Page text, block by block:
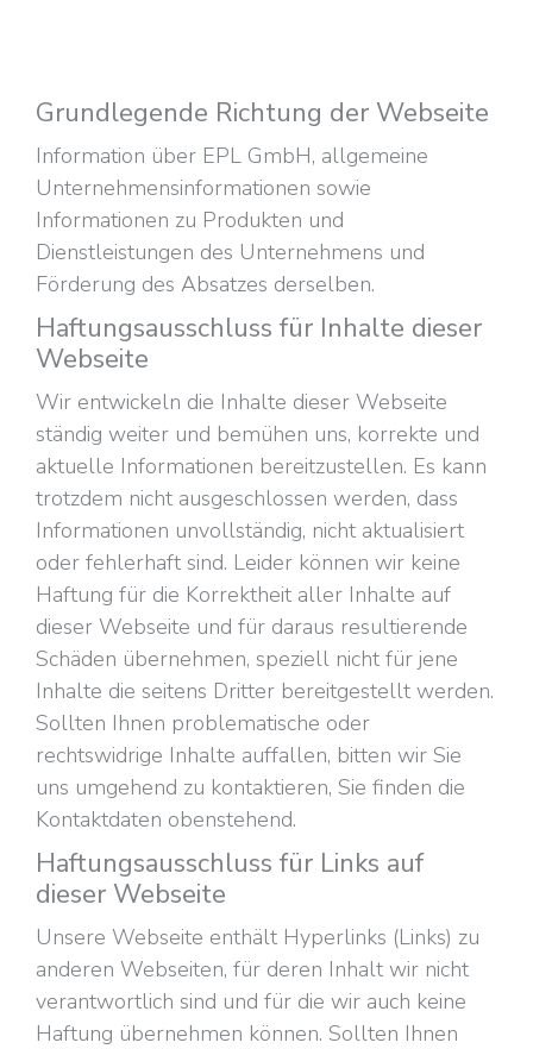
Grundlegende Richtung der Webseite
Information über EPL GmbH, allgemeine
Unternehmensinformationen sowie
Informationen zu Produkten und
Dienstleistungen des Unternehmens und
Förderung des Absatzes derselben.
Haftungsausschluss für Inhalte dieser
Webseite
Wir entwickeln die Inhalte dieser Webseite
ständig weiter und bemühen uns, korrekte und
aktuelle Informationen bereitzustellen. Es kann
trotzdem nicht ausgeschlossen werden, dass
Informationen unvollständig, nicht aktualisiert
oder fehlerhaft sind. Leider können wir keine
Haftung für die Korrektheit aller Inhalte auf
dieser Webseite und für daraus resultierende
Schäden übernehmen, speziell nicht für jene
Inhalte die seitens Dritter bereitgestellt werden.
Sollten Ihnen problematische oder
rechtswidrige Inhalte auffallen, bitten wir Sie
uns umgehend zu kontaktieren, Sie finden die
Kontaktdaten obenstehend.
Haftungsausschluss für Links auf
dieser Webseite
Unsere Webseite enthält Hyperlinks (Links) zu
anderen Webseiten, für deren Inhalt wir nicht
verantwortlich sind und für die wir auch keine
Haftung übernehmen können. Sollten Ihnen